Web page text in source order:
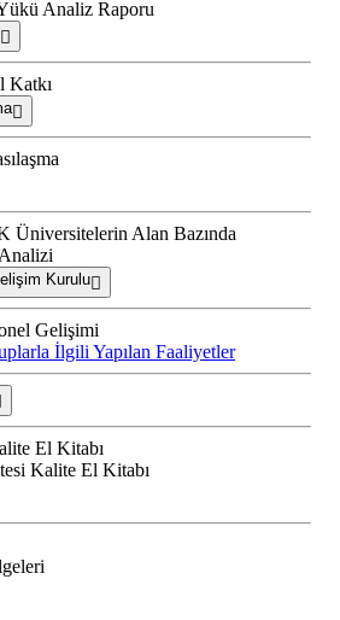
Analiz Raporu
Katkı
Üniversitelerin Alan Bazında
Kurulu
Gelişimi
İlgili Yapılan Faaliyetler
El Kitabı
Kalite El Kitabı